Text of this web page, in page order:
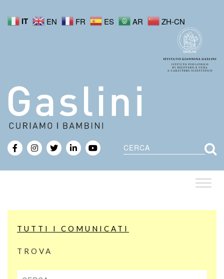
IT EN FR ES AR ZH-CN
Cerca
TUTTI I COMUNICATI
TROVA